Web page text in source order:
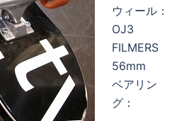
ウィール：
OJ3
FILMERS
56mm
ベアリン
グ：